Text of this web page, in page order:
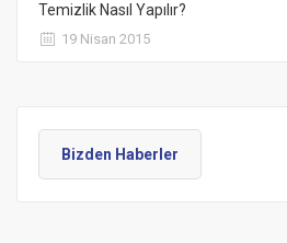
Temizlik Nasıl Yapılır?
19 Nisan 2015
Bizden Haberler